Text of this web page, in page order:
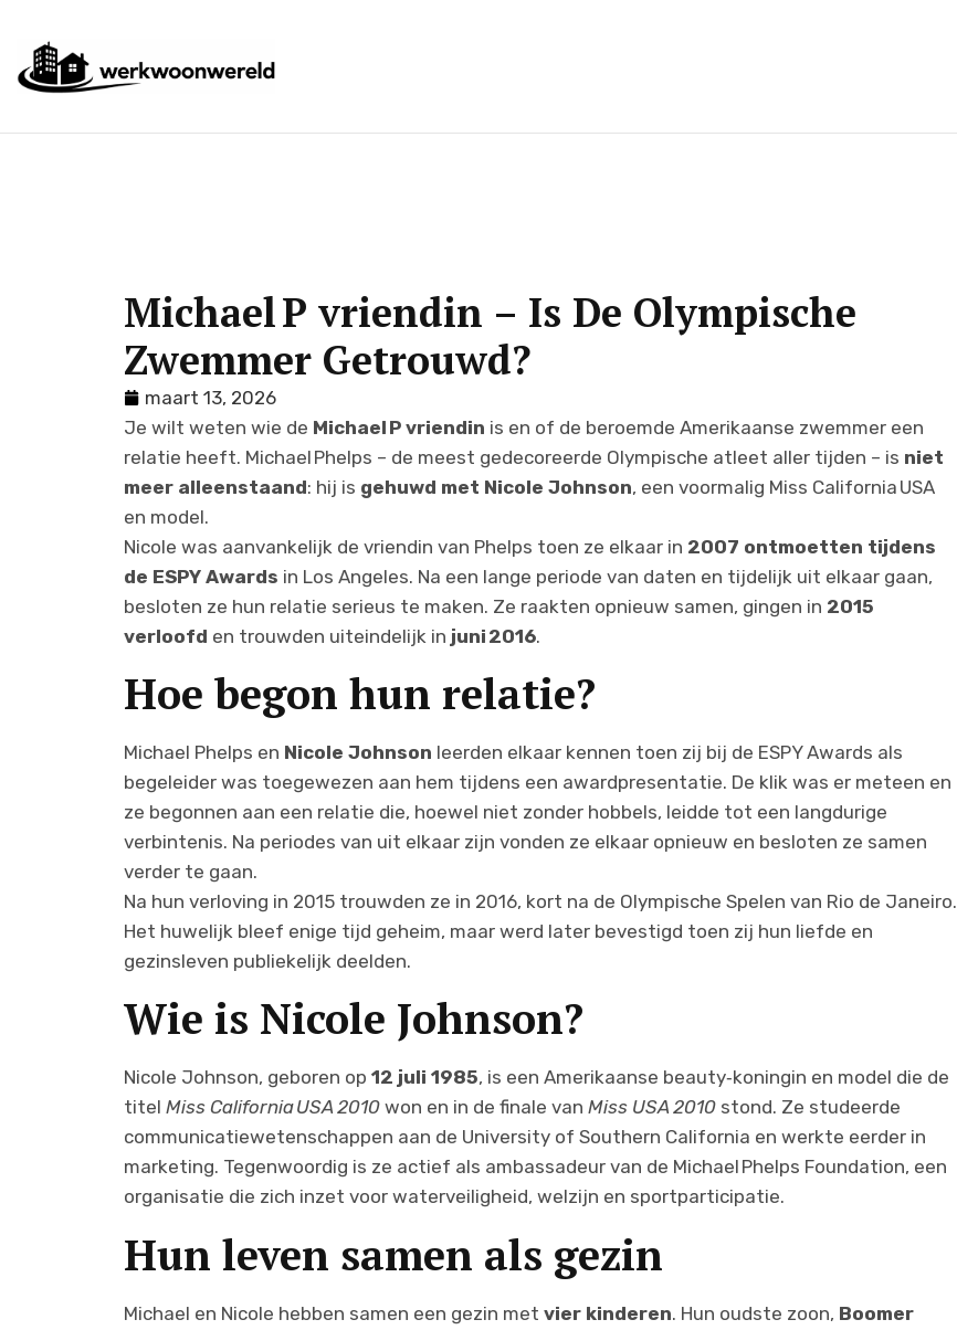
Michael P vriendin – Is De Olympische
Zwemmer Getrouwd?
maart 13, 2026
Je wilt weten wie de Michael P vriendin is en of de beroemde Amerikaanse zwemmer een
relatie heeft. Michael Phelps – de meest gedecoreerde Olympische atleet aller tijden – is niet
meer alleenstaand: hij is gehuwd met Nicole Johnson, een voormalig Miss California USA
en model.
Nicole was aanvankelijk de vriendin van Phelps toen ze elkaar in 2007 ontmoetten tijdens
de ESPY Awards in Los Angeles. Na een lange periode van daten en tijdelijk uit elkaar gaan,
besloten ze hun relatie serieus te maken. Ze raakten opnieuw samen, gingen in 2015
verloofd en trouwden uiteindelijk in juni 2016.
Hoe begon hun relatie?
Michael Phelps en Nicole Johnson leerden elkaar kennen toen zij bij de ESPY Awards als
begeleider was toegewezen aan hem tijdens een awardpresentatie. De klik was er meteen en
ze begonnen aan een relatie die, hoewel niet zonder hobbels, leidde tot een langdurige
verbintenis. Na periodes van uit elkaar zijn vonden ze elkaar opnieuw en besloten ze samen
verder te gaan.
Na hun verloving in 2015 trouwden ze in 2016, kort na de Olympische Spelen van Rio de Janeiro.
Het huwelijk bleef enige tijd geheim, maar werd later bevestigd toen zij hun liefde en
gezinsleven publiekelijk deelden.
Wie is Nicole Johnson?
Nicole Johnson, geboren op 12 juli 1985, is een Amerikaanse beauty‑koningin en model die de
titel Miss California USA 2010 won en in de finale van Miss USA 2010 stond. Ze studeerde
communicatiewetenschappen aan de University of Southern California en werkte eerder in
marketing. Tegenwoordig is ze actief als ambassadeur van de Michael Phelps Foundation, een
organisatie die zich inzet voor waterveiligheid, welzijn en sportparticipatie.
Hun leven samen als gezin
Michael en Nicole hebben samen een gezin met vier kinderen. Hun oudste zoon, Boomer